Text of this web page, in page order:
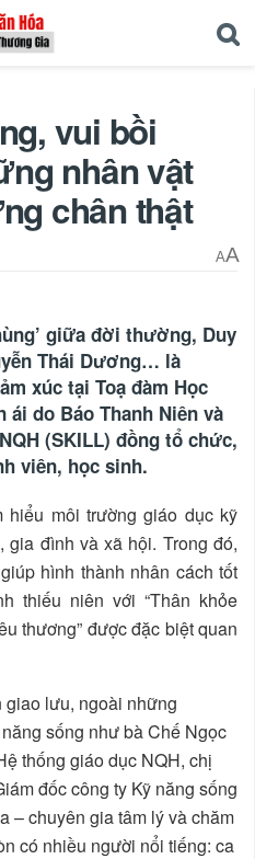
vui bồi
nhân vật
chân thật
AA
giữa đời thường, Duy
Thái Dương… là
xúc tại Toạ đàm Học
do Báo Thanh Niên và
(SKILL) đồng tổ chức,
viên, học sinh.
hiểu môi trường giáo dục kỹ
gia đình và xã hội. Trong đó,
hình thành nhân cách tốt
thiếu niên với “Thân khỏe
thương” được đặc biệt quan
giao lưu, ngoài những
sống như bà Chế Ngọc
thống giáo dục NQH, chị
đốc công ty Kỹ năng sống
– chuyên gia tâm lý và chăm
có nhiều người nổi tiếng: ca